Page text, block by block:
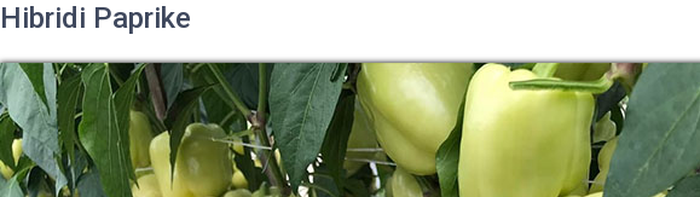
Hibridi Paprike